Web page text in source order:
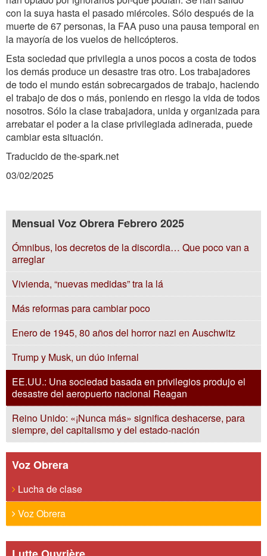
con la suya hasta el pasado miércoles. Sólo después de la
muerte de 67 personas, la FAA puso una pausa temporal en
la mayoría de los vuelos de helicópteros.
Esta sociedad que privilegia a unos pocos a costa de todos
los demás produce un desastre tras otro. Los trabajadores
de todo el mundo están sobrecargados de trabajo, haciendo
el trabajo de dos o más, poniendo en riesgo la vida de todos
nosotros. Sólo la clase trabajadora, unida y organizada para
arrebatar el poder a la clase privilegiada adinerada, puede
cambiar esta situación.
Traducido de the-spark.net
03/02/2025
Mensual Voz Obrera Febrero 2025
Ómnibus, los decretos de la discordia… Que poco van a
arreglar
Vivienda, “nuevas medidas” tra la lá
Más reformas para cambiar poco
Enero de 1945, 80 años del horror nazi en Auschwitz
Trump y Musk, un dúo infernal
EE.UU.: Una sociedad basada en privilegios produjo el
desastre del aeropuerto nacional Reagan
Reino Unido: «¡Nunca más» significa deshacerse, para
siempre, del capitalismo y del estado-nación
Voz Obrera
Lucha de clase
Voz Obrera